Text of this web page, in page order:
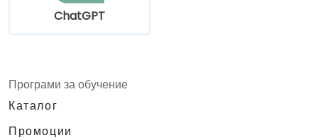
ChatGPT
Програми за обучение
Каталог
Промоции